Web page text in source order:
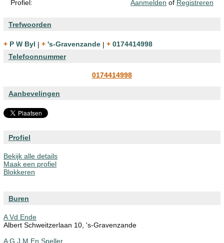
Profiel:
Aanmelden of Registreren
Trefwoorden
+ P W Byl | + 's-Gravenzande |
+ 0174414998
Telefoonnummer
0174414998
Aanbevelingen
Profiel
Bekijk alle details
Maak een profiel
Blokkeren
Buren
A Vd Ende
Albert Schweitzerlaan 10, 's-Gravenzande
A G J M En Speller